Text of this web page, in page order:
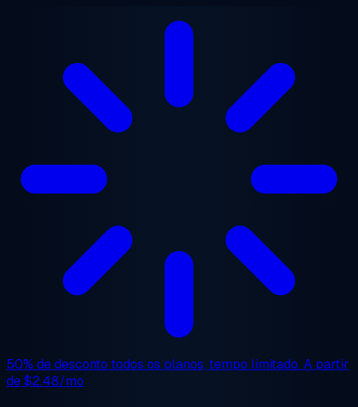
Saltar para o conteúdo principal
50% de desconto todos os planos, tempo limitado. A partir
de$2.48/mo